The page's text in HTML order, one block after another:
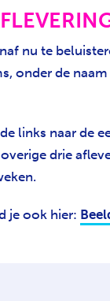
nu te
onder de naam
links naar de
drie
je ook hier: